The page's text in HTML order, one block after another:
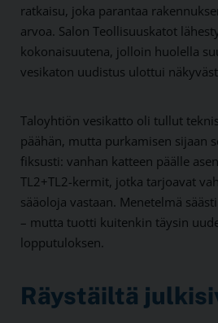
ratkaisu, joka parantaa
arvoa. Salon Teollisuus­katot
kokonaisuutena, jolloin huolella
vesikaton uudistus ulottui
Talo­yhtiön vesi­katto oli tullut
päähän, mutta purkamisen sijaan
fiksusti: vanhan katteen päälle
TL2+TL2-kermit, jotka tarjoavat
sää­oloja vastaan. Menetelmä
– mutta tuotti kuitenkin täysin
lopputuloksen.
Räystäiltä